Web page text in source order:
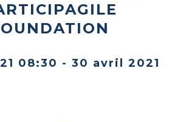
08:30 - 30 avril 2021